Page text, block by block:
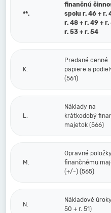
**.
finančnú
spolu r. 46 + r.
r. 48 + r. 49 + r.
r. 53 + r. 54
K.
Predané cenné
papiere a
(561)
L.
Náklady na
krátkodobý
majetok (566)
M.
Opravné
finančnému
(+/-) (565)
N.
Nákladové
50 + r. 51)